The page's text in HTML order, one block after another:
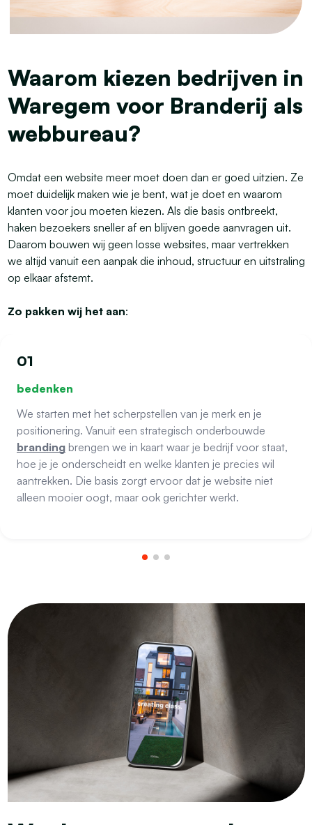
Waarom kiezen bedrijven in
Waregem voor Branderij als
webbureau?
Omdat een website meer moet doen dan er goed uitzien. Ze
moet duidelijk maken wie je bent, wat je doet en waarom
klanten voor jou moeten kiezen. Als die basis ontbreekt,
haken bezoekers sneller af en blijven goede aanvragen uit.
Daarom bouwen wij geen losse websites, maar vertrekken
we altijd vanuit een aanpak die inhoud, structuur en uitstraling
op elkaar afstemt.
Zo pakken wij het aan:
01
bedenken
We starten met het scherpstellen van je merk en je
positionering. Vanuit een strategisch onderbouwde
branding brengen we in kaart waar je bedrijf voor staat,
hoe je je onderscheidt en welke klanten je precies wil
aantrekken. Die basis zorgt ervoor dat je website niet
alleen mooier oogt, maar ook gerichter werkt.